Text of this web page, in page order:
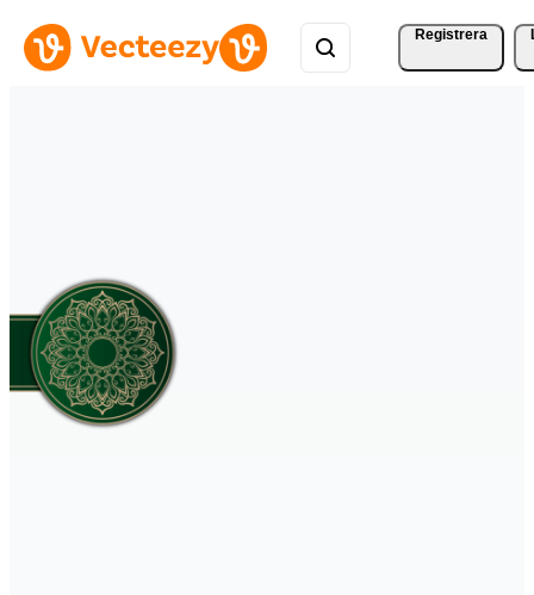
Registrera